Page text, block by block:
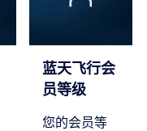
蓝天飞行会
员等级
您的会员等